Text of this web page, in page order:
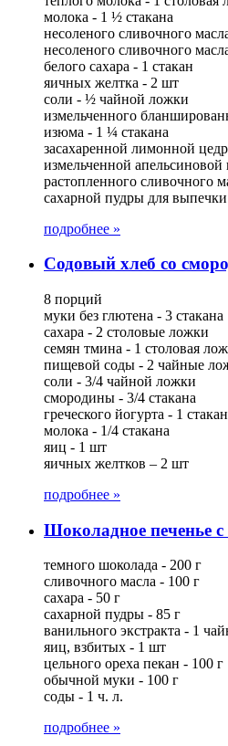
молока - 1 ½ стакана
несоленого сливочного
несоленого сливочного
белого сахара - 1 стакан
яичных желтка - 2 шт
соли - ½ чайной ложки
измельченного
изюма - 1 ¼ стакана
засахаренной лимонной
измельченной
растопленного сливочного
сахарной пудры для
подробнее »
Содовый хлеб со
8 порций
муки без глютена - 3 стакана
сахара - 2 столовые ложки
семян тмина - 1 столовая
пищевой соды - 2 чайные
соли - 3/4 чайной ложки
смородины - 3/4 стакана
греческого йогурта - 1 стакан
молока - 1/4 стакана
яиц - 1 шт
яичных желтков – 2 шт
подробнее »
Шоколадное печенье
темного шоколада - 200 г
сливочного масла - 100 г
сахара - 50 г
сахарной пудры - 85 г
ванильного экстракта - 1
яиц, взбитых - 1 шт
цельного ореха пекан - 100 г
обычной муки - 100 г
соды - 1 ч. л.
подробнее »